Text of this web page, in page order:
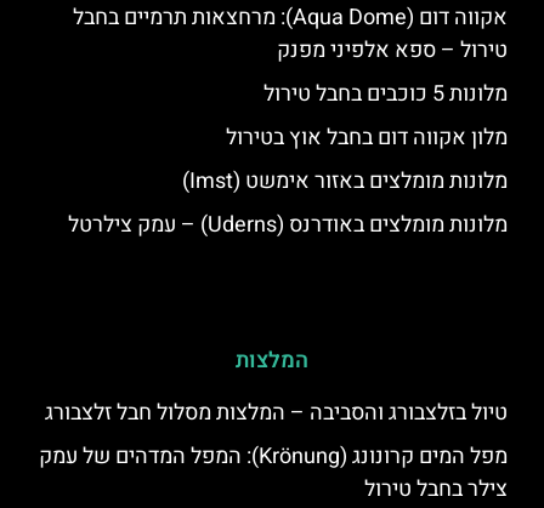
אקווה דום (Aqua Dome): מרחצאות תרמיים בחבל
טירול – ספא אלפיני מפנק
מלונות 5 כוכבים בחבל טירול
מלון אקווה דום בחבל אוץ בטירול
מלונות מומלצים באזור אימשט (Imst)
מלונות מומלצים באודרנס (Uderns) – עמק צילרטל
המלצות
טיול בזלצבורג והסביבה – המלצות מסלול חבל זלצבורג
מפל המים קרונונג (Krönung): המפל המדהים של עמק
צילר בחבל טירול